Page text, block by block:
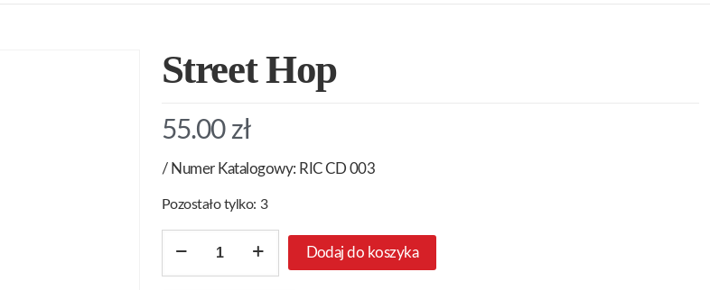
Street Hop
55.00 zł
/ Numer Katalogowy: RIC CD 003
Pozostało tylko: 3
Dodaj do koszyka